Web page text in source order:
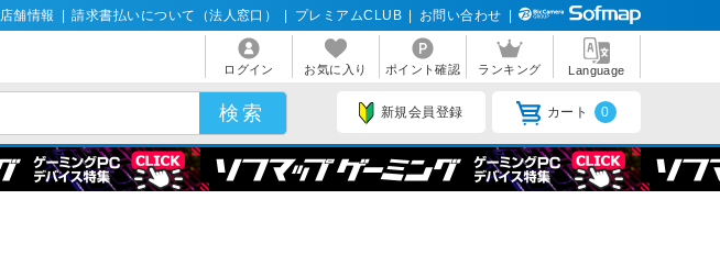
店舗情報 請求書払いについて（法人窓口） プレミアムCLUB お問い合わせ
ログイン お気に入り ポイント確認 ランキング Language
新規会員登録 カート 0